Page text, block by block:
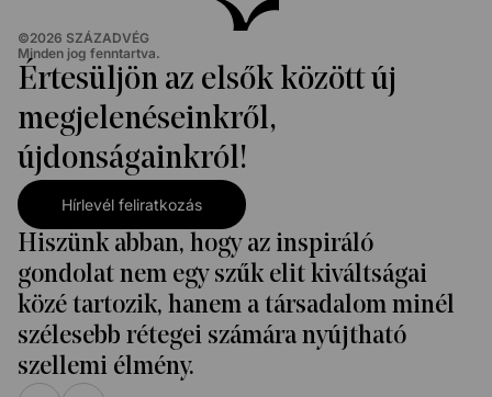
©2026 SZÁZADVÉG
Minden jog fenntartva.
Értesüljön az elsők között új
megjelenéseinkről,
újdonságainkról!
Hírlevél feliratkozás
Hiszünk abban, hogy az inspiráló
gondolat nem egy szűk elit kiváltságai
közé tartozik, hanem a társadalom minél
szélesebb rétegei számára nyújtható
szellemi élmény.